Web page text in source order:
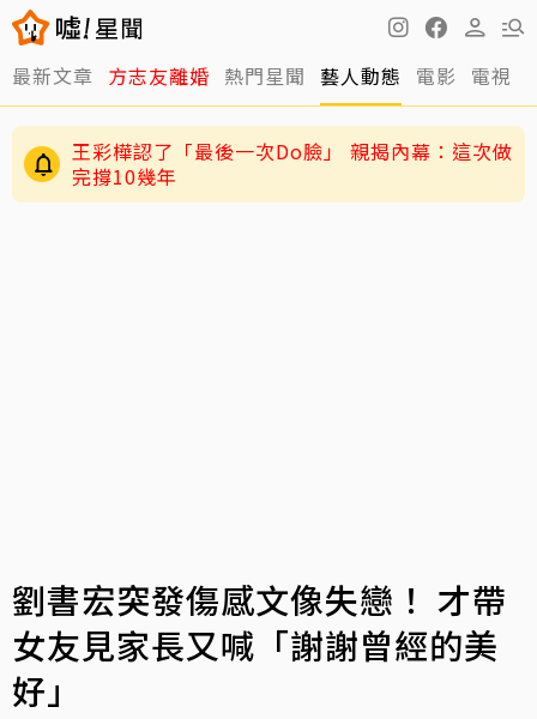
最新文章 方志友離婚 熱門星聞 藝人動態 電影 電視
「慶餘年」男星驚傳病逝！才不適住院1周 圈內
好友悲痛悼念
王彩樺認了「最後一次Do臉」 親揭內幕：這次做
完撐10幾年
劉書宏突發傷感文像失戀！ 才帶
女友見家長又喊「謝謝曾經的美
好」